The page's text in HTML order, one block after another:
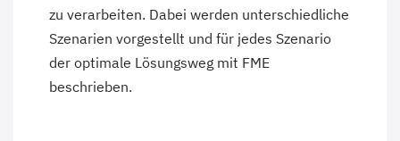
zu verarbeiten. Dabei werden unterschiedliche
Szenarien vorgestellt und für jedes Szenario
der optimale Lösungsweg mit FME
beschrieben.